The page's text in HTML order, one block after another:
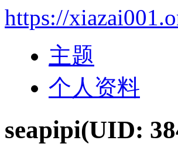
https://
主题
个人资料
seapipi(UID: